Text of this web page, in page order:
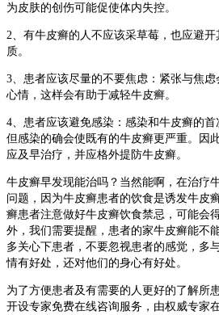
为皮肤的创伤可能促使体内失控。
2、有牛皮癣的人不应该采草莓，也应避
质。
3、患者应该尽量的不要焦虑：紧张与焦
心情，这样会有助于减轻牛皮癣。
4、患者应该避免感染：感染和牛皮癣的首
但感染的确会使既有的牛皮癣更严重。因
应及早治疗，并应格外提防牛皮癣。
牛皮癣早发现能治吗？当然能啊，在治疗
问题，因为牛皮癣患者的饮食是诱发牛皮
癣患者注意做好牛皮癣饮食禁忌，可能会
外，我们需要提醒，患者的家牛皮癣能不
多关心下患者，不要忽视患者的感觉，多
情有好处，还对他们的身心有好处。
为了方便患者及有需要的人更好的了解所
开设专家免费在线咨询服务，由权威专家